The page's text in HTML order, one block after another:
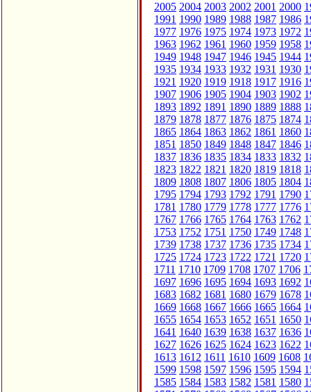
2005 2004 2003 2002 2001 2000
1991 1990 1989 1988 1987 1986
1977 1976 1975 1974 1973 1972
1963 1962 1961 1960 1959 1958
1949 1948 1947 1946 1945 1944
1935 1934 1933 1932 1931 1930
1921 1920 1919 1918 1917 1916
1907 1906 1905 1904 1903 1902
1893 1892 1891 1890 1889 1888
1879 1878 1877 1876 1875 1874
1865 1864 1863 1862 1861 1860
1851 1850 1849 1848 1847 1846
1837 1836 1835 1834 1833 1832
1823 1822 1821 1820 1819 1818
1809 1808 1807 1806 1805 1804
1795 1794 1793 1792 1791 1790
1781 1780 1779 1778 1777 1776
1767 1766 1765 1764 1763 1762
1753 1752 1751 1750 1749 1748
1739 1738 1737 1736 1735 1734
1725 1724 1723 1722 1721 1720
1711 1710 1709 1708 1707 1706
1697 1696 1695 1694 1693 1692
1683 1682 1681 1680 1679 1678
1669 1668 1667 1666 1665 1664
1655 1654 1653 1652 1651 1650
1641 1640 1639 1638 1637 1636
1627 1626 1625 1624 1623 1622
1613 1612 1611 1610 1609 1608
1599 1598 1597 1596 1595 1594
1585 1584 1583 1582 1581 1580